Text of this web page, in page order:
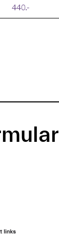
440.-